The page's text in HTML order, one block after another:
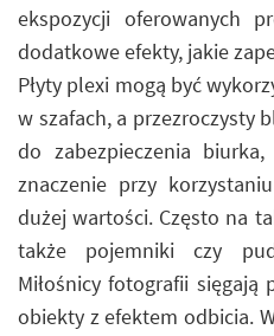
ekspozycji oferowanych
dodatkowe efekty, jakie
Płyty plexi mogą być
w szafach, a przezroczysty
do zabezpieczenia
znaczenie przy
dużej wartości. Często na
także pojemniki czy
Miłośnicy fotografii
obiekty z efektem odbicia.